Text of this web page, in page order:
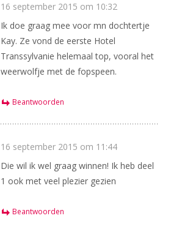
16 september 2015 om 10:32
Ik doe graag mee voor mn dochtertje
Kay. Ze vond de eerste Hotel
Transsylvanie helemaal top, vooral het
weerwolfje met de fopspeen.
Beantwoorden
16 september 2015 om 11:44
Die wil ik wel graag winnen! Ik heb deel
1 ook met veel plezier gezien
Beantwoorden